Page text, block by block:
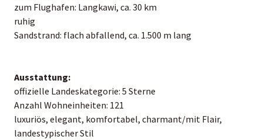
zum Flughafen: Langkawi, ca. 30 km
ruhig
Sandstrand: flach abfallend, ca. 1.500 m lang
Ausstattung:
offizielle Landeskategorie: 5 Sterne
Anzahl Wohneinheiten: 121
luxuriös, elegant, komfortabel, charmant/mit Flair,
landestypischer Stil